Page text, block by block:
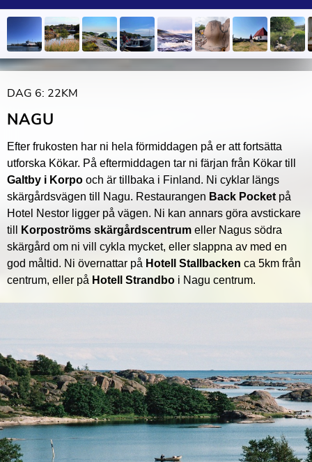
DAG 6: 22KM
NAGU
Efter frukosten har ni hela förmiddagen på er att fortsätta
utforska Kökar. På eftermiddagen tar ni färjan från Kökar till
Galtby i Korpo och är tillbaka i Finland. Ni cyklar längs
skärgårdsvägen till Nagu. Restaurangen Back Pocketpå
Hotel Nestor ligger på vägen. Ni kan annars göra avstickare
till
Korpoströms skärgårdscentrum eller Nagus södra
skärgård om ni vill cykla mycket, eller slappna av med en
god måltid. Ni övernattar på Hotell Stallbacken ca 5km från
centrum, eller på Hotell Strandbo i Nagu centrum.